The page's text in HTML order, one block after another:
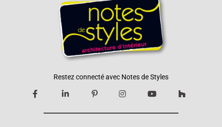
Restez connecté avec Notes de Styles